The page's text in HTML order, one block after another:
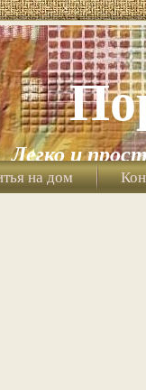
Легко и
на дом